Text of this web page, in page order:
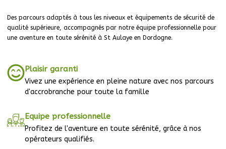
Des parcours adaptés à tous les niveaux et équipements de sécurité de
qualité supérieure, accompagnés par notre équipe professionnelle pour
une aventure en toute sérénité à St Aulaye en Dordogne.
Plaisir garanti
Vivez une expérience en pleine nature avec nos parcours
d'accrobranche pour toute la famille
Equipe professionnelle
Profitez de l'aventure en toute sérénité, grâce à nos
opérateurs qualifiés.